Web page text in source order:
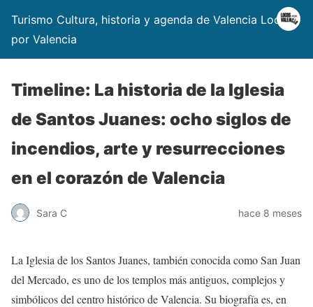
Turismo Cultura, historia y agenda de Valencia Locos
por Valencia
Timeline: La historia de la Iglesia
de Santos Juanes: ocho siglos de
incendios, arte y resurrecciones
en el corazón de Valencia
Sara C hace 8 meses
La Iglesia de los Santos Juanes, también conocida como San Juan
del Mercado, es uno de los templos más antiguos, complejos y
simbólicos del centro histórico de Valencia. Su biografía es, en